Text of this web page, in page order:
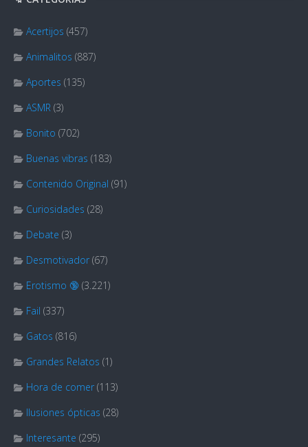
Acertijos (457)
Animalitos (887)
Aportes (135)
ASMR (3)
Bonito (702)
Buenas vibras (183)
Contenido Original (91)
Curiosidades (28)
Debate (3)
Desmotivador (67)
Erotismo 🔞 (3.221)
Fail (337)
Gatos (816)
Grandes Relatos (1)
Hora de comer (113)
Ilusiones ópticas (28)
Interesante (295)